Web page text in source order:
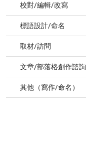
校對/編輯/改寫
標語設計/命名
取材/訪問
文章/部落格創作諮詢
其他（寫作/命名）